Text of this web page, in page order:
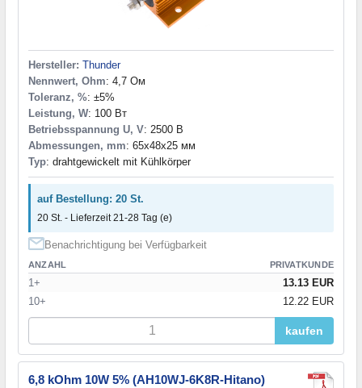
Hersteller: Thunder
Nennwert, Ohm: 4,7 Ом
Toleranz, %: ±5%
Leistung, W: 100 Вт
Betriebsspannung U, V: 2500 В
Abmessungen, mm: 65x48x25 мм
Typ: drahtgewickelt mit Kühlkörper
auf Bestellung: 20 St.
20 St. - Lieferzeit 21-28 Tag (e)
Benachrichtigung bei Verfügbarkeit
ANZAHL PRIVATKUNDE
1+
13.13 EUR
10+
12.22 EUR
kaufen
6,8 kOhm 10W 5% (AH10WJ-6K8R-Hitano)